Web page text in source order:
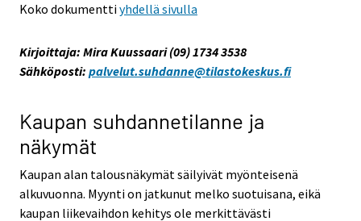
Koko dokumenttiyhdellä sivulla
Kirjoittaja: Mira Kuussaari (09) 1734 3538
Sähköposti: palvelut.suhdanne@tilastokeskus.fi
Kaupan suhdannetilanne ja
näkymät
Kaupan alan talousnäkymät säilyivät myönteisenä
alkuvuonna. Myynti on jatkunut melko suotuisana, eikä
kaupan liikevaihdon kehitys ole merkittävästi